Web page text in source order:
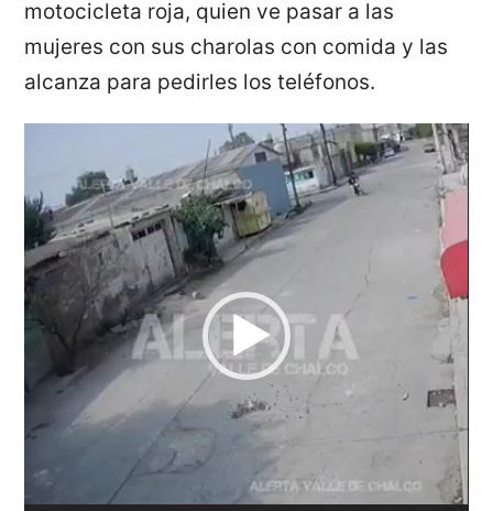
motocicleta roja, quien ve pasar a las
mujeres con sus charolas con comida y las
alcanza para pedirles los teléfonos.
vídeo